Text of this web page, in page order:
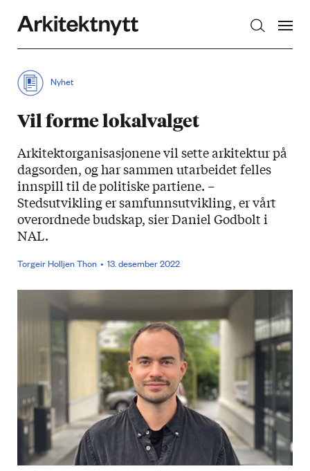
Nyhet
Vil forme lokalvalget
Arkitektorganisasjonene vil sette arkitektur på
dagsorden, og har sammen utarbeidet felles
innspill til de politiske partiene. –
Stedsutvikling er samfunnsutvikling, er vårt
overordnede budskap, sier Daniel Godbolt i
NAL.
Torgeir Holljen Thon 13. desember 2022